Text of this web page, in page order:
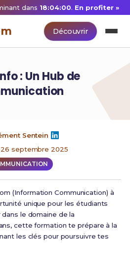
dans 18:04:00. En profiter »
Découvrir
: Un Hub de
Sentein
26 septembre 2025
(Information Communication) à
unique pour les étudiants
le domaine de la
cette formation te prépare à la
les clés pour poursuivre tes